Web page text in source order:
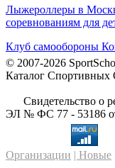
Лыжероллеры в
соревнованиям для
Клуб самообороны
© 2007-2026
Каталог Спортивных
Свидетельство о
ЭЛ № ФС 77 - 53186
Организации | Новые